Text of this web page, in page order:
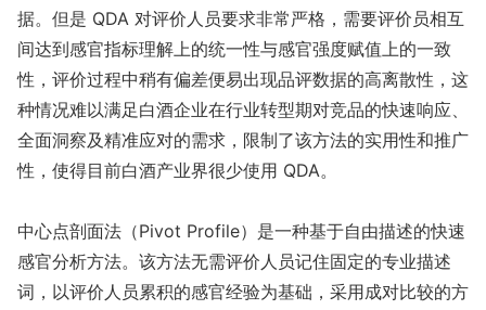
据。但是 QDA 对评价人员要求非常严格，需要评价员相互
间达到感官指标理解上的统一性与感官强度赋值上的一致
性，评价过程中稍有偏差便易出现品评数据的高离散性，这
种情况难以满足白酒企业在行业转型期对竞品的快速响应、
全面洞察及精准应对的需求，限制了该方法的实用性和推广
性，使得目前白酒产业界很少使用 QDA。
中心点剖面法（Pivot Profile）是一种基于自由描述的快速
感官分析方法。该方法无需评价人员记住固定的专业描述
词，以评价人员累积的感官经验为基础，采用成对比较的方